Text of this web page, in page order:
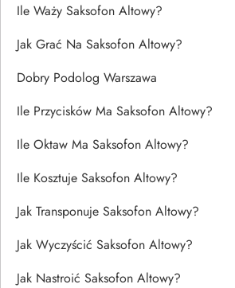
Ile Waży Saksofon Altowy?
Jak Grać Na Saksofon Altowy?
Dobry Podolog Warszawa
Ile Przycisków Ma Saksofon Altowy?
Ile Oktaw Ma Saksofon Altowy?
Ile Kosztuje Saksofon Altowy?
Jak Transponuje Saksofon Altowy?
Jak Wyczyścić Saksofon Altowy?
Jak Nastroić Saksofon Altowy?